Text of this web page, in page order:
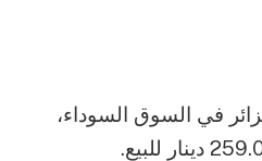
في السوق السوداء،